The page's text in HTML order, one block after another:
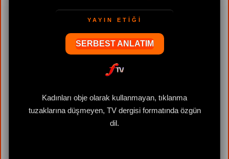
YAYIN ETİĞİ
SERBEST ANLATIM
Kadınları obje olarak kullanmayan, tıklanma
tuzaklarına düşmeyen, TV dergisi formatında özgün
dil.